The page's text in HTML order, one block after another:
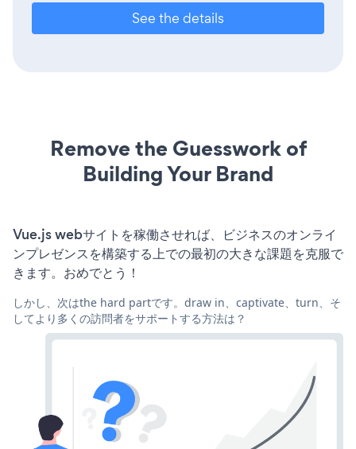
See the details
Remove the Guesswork of
Building Your Brand
Vue.js webサイトを稼働させれば、ビジネスのオンライ
ンプレゼンスを構築する上での最初の大きな課題を克服で
きます。おめでとう！
しかし、次はthe hard partです。draw in、captivate、turn、そ
してより多くの訪問者をサポートする方法は？